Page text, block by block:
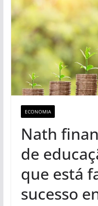
ECONOMIA
Nath
de
que está
sucesso